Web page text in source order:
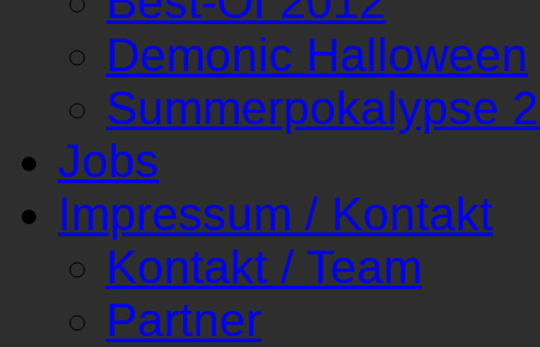
Demonic Halloween
Summerpokalypse
Jobs
Impressum / Kontakt
Kontakt / Team
Partner